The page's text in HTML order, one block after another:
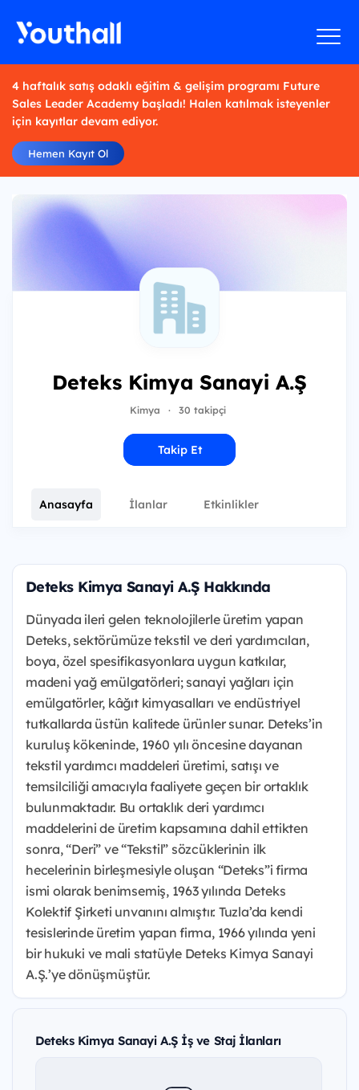
4 haftalık satış odaklı eğitim & gelişim programı Future
Sales Leader Academy başladı! Halen katılmak isteyenler
için kayıtlar devam ediyor.
Hemen Kayıt Ol
Deteks Kimya Sanayi A.Ş
Kimya · 30 takipçi
Takip Et
Anasayfa İlanlar Etkinlikler
Deteks Kimya Sanayi A.Ş Hakkında
Dünyada ileri gelen teknolojilerle üretim yapan
Deteks, sektörümüze tekstil ve deri yardımcıları,
boya, özel spesifikasyonlara uygun katkılar,
madeni yağ emülgatörleri; sanayi yağları için
emülgatörler, kâğıt kimyasalları ve endüstriyel
tutkallarda üstün kalitede ürünler sunar. Deteks’in
kuruluş kökeninde, 1960 yılı öncesine dayanan
tekstil yardımcı maddeleri üretimi, satışı ve
temsilciliği amacıyla faaliyete geçen bir ortaklık
bulunmaktadır. Bu ortaklık deri yardımcı
maddelerini de üretim kapsamına dahil ettikten
sonra, “Deri” ve “Tekstil” sözcüklerinin ilk
hecelerinin birleşmesiyle oluşan “Deteks”i firma
ismi olarak benimsemiş, 1963 yılında Deteks
Kolektif Şirketi unvanını almıştır. Tuzla’da kendi
tesislerinde üretim yapan firma, 1966 yılında yeni
bir hukuki ve mali statüyle Deteks Kimya Sanayi
A.Ş.’ye dönüşmüştür.
Deteks Kimya Sanayi A.Ş İş ve Staj İlanları